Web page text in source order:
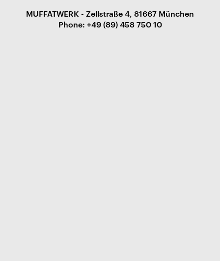
MUFFATWERK - Zellstraße 4, 81667 München
Phone: +49 (89) 458 750 10